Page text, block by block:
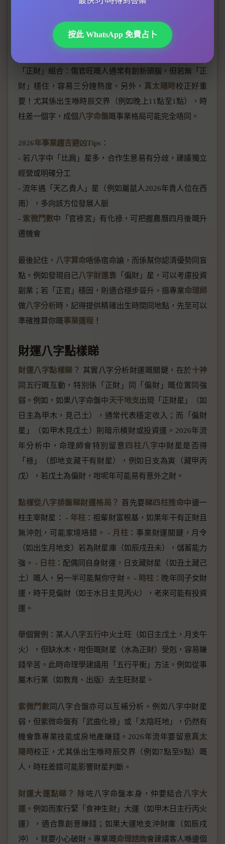
問，收入翻倍。
「正財」組合：傷官旺嘅人通常有創新頭腦，但若無「正
財」穩住，容易三分鐘熱度。另外， 真太陽時校正好重
要！尤其係出生喺時辰交界（例如晚上11點至1點），時
柱差一個字，成個 八字命盤嘅事業格局可能完全唔同。
2026年事業趨吉避凶Tips ：
- 若八字中「比肩」星多，合作生意易有分歧，建議獨立
經營或明確分工
- 流年遇「天乙貴人」星（例如屬鼠人2026年貴人位在西
南），多向該方位發展人脈
- 紫微鬥數中「官祿宮」有化祿，可把握農曆四月後嘅升
遷機會
最後記住， 八字算命唔係宿命論，而係幫你認清優勢同盲
點。例如發現自己八字財運靠「偏財」星，可以考慮投資
副業；若「正官」穩固，則適合穩步晉升。搵專業命理師
做八字分析時，記得提供精確出生時間同地點，先至可以
準確推算你嘅事業運程 ！
財運八字點樣睇
財運八字點樣睇？ 其實八字分析財運嘅關鍵，在於十神
同 五行嘅互動，特別係「正財」同「偏財」嘅位置同強
弱。例如，如果八字命盤中天干地支出現「正財星」（如
日主為甲木，見己土），通常代表穩定收入；而「偏財
星」（如甲木見戊土）則暗示橫財或投資運。2026年流
年分析中，命理師會特別留意 四柱八字中財星是否得
「祿」（即地支藏干有財星），例如日支為寅（藏甲丙
戊），若戊土為偏財，咁呢年可能易有意外之財。
點樣從八字排盤睇財運格局？ 首先要睇四柱推命中邊一
柱主宰財星： - 年柱 ：祖輩財富根基，如果年干有正財且
無沖剋，可能家境唔錯。 - 月柱 ：事業財運關鍵，月令
（如出生月地支）若為財星庫（如辰戌丑未），儲蓄能力
強。 - 日柱：配偶同自身財運，日支藏財星（如丑土藏己
土）嘅人，另一半可能幫你守財。 - 時柱 ：晚年同子女財
運，時干見偏財（如壬水日主見丙火），老來可能有投資
運。
舉個實例：某人 八字五行中火土旺（如日主戊土，月支午
火），但缺水木，咁佢嘅財星（水為正財）受剋，容易賺
錢辛苦。此時命理學建議用「五行平衡」方法，例如從事
屬木行業（如教育、出版）去生旺財星。
紫微鬥數同八字合盤亦可以互補分析。例如八字中財星
弱，但紫微命盤有「武曲化祿」或「太陰旺地」，仍然有
機會靠專業技能或房地產賺錢。2026年流年要留意真太
陽時校正，尤其係出生喺時辰交界（例如7點至9點）嘅
人，時柱差錯可能影響財星判斷。
財運大運點睇？ 除咗八字命盤本身，仲要結合 八字大
運 。例如而家行緊「食神生財」大運（如甲木日主行丙火
運），適合靠創意賺錢；如果大運地支沖財庫（如辰戌
沖），就要小心破財。專業嘅命理諮詢會建議客人喺邊個
按此 WhatsApp 免費占卜